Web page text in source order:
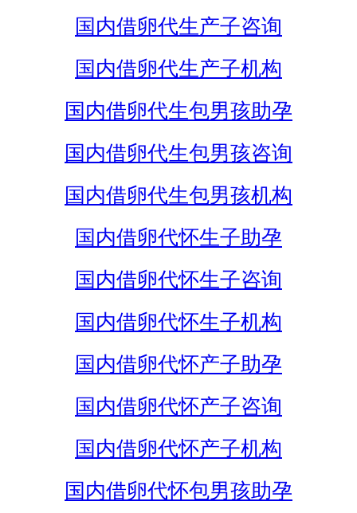
国内借卵代生产子咨询
国内借卵代生产子机构
国内借卵代生包男孩助孕
国内借卵代生包男孩咨询
国内借卵代生包男孩机构
国内借卵代怀生子助孕
国内借卵代怀生子咨询
国内借卵代怀生子机构
国内借卵代怀产子助孕
国内借卵代怀产子咨询
国内借卵代怀产子机构
国内借卵代怀包男孩助孕